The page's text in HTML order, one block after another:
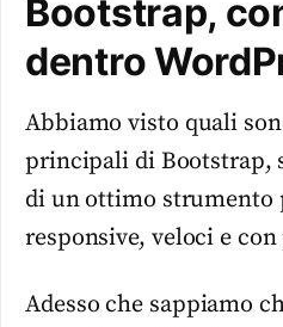
Bootstrap,
dentro
Abbiamo visto quali
principali di Bootstrap,
di un ottimo strumento
responsive, veloci e
Adesso che sappiamo